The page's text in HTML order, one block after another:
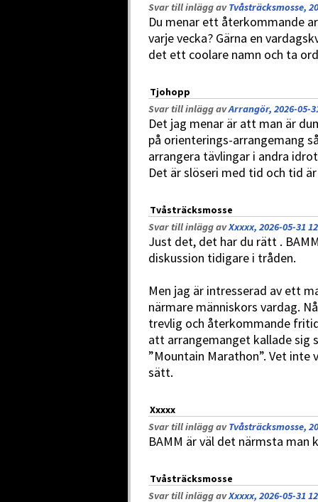
Svar till inlägg avTvåsträcksmosse,
Du menar ett återkommande
varje vecka? Gärna en
det ett coolare namn och ta
Tjohopp
Svar till inlägg avArrangör, 2026-05-
Det jag menar är att man är
på orienterings-arrangemang
arrangera tävlingar i andra
Det är slöseri med tid och tid
Tvåsträcksmosse
Svar till inlägg avXxxxx, 2026-05-31
Just det, det har du rätt .
diskussion tidigare i tråden.
Men jag är intresserad av ett
närmare människors vardag.
trevlig och återkommande
att arrangemanget kallade sig
”Mountain Marathon”. Vet
sätt.
Xxxxx
Svar till inlägg avTvåsträcksmosse,
BAMM är väl det närmsta man
Tvåsträcksmosse
Svar till inlägg avXxxxx, 2026-05-31